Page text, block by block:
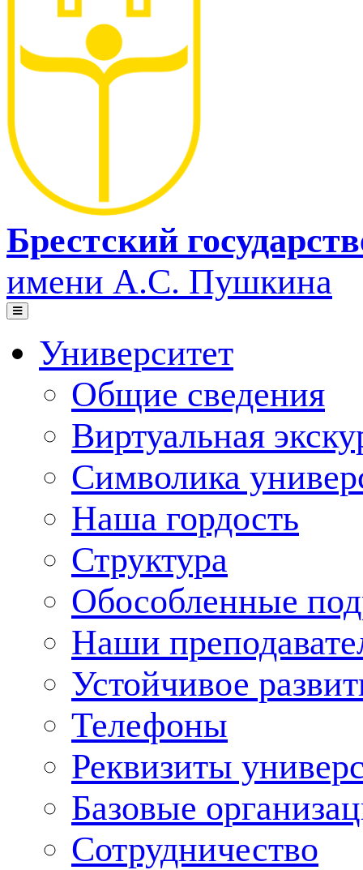
Брестский
имени А.С. Пушкина
Университет
Общие сведения
Виртуальная
Символика
Наша гордость
Структура
Обособленные
Наши
Устойчивое
Телефоны
Реквизиты
Базовые
Сотрудничество